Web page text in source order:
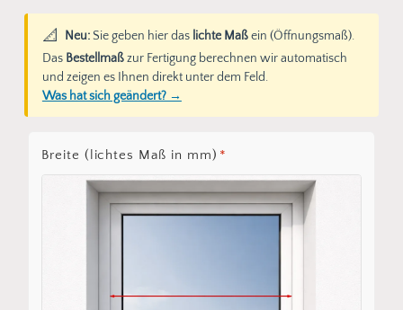
📐 Neu:Sie geben hier das lichte Maßein (Öffnungsmaß).
Das Bestellmaßzur Fertigung berechnen wir automatisch
und zeigen es Ihnen direkt unter dem Feld.
Was hat sich geändert? →
Breite (lichtes Maß in mm) *